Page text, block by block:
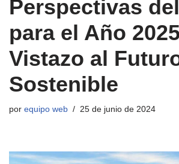
Perspectivas
para el Año
Vistazo al
Sostenible
por equipo web 25 de junio de 2024